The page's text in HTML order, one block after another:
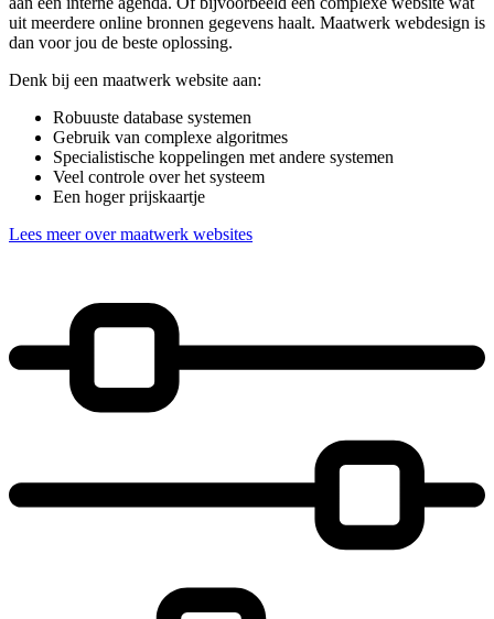
uit meerdere online bronnen gegevens haalt. Maatwerk webdesign is
dan voor jou de beste oplossing.
Denk bij een maatwerk website aan:
Robuuste database systemen
Gebruik van complexe algoritmes
Specialistische koppelingen met andere systemen
Veel controle over het systeem
Een hoger prijskaartje
Lees meer over maatwerk websites